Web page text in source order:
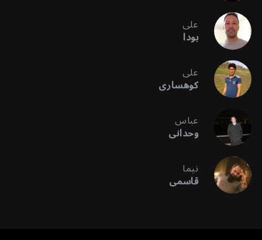
علی
بودا
علی
کوهساری
عباس
وحدانی
نیما
قاسمی